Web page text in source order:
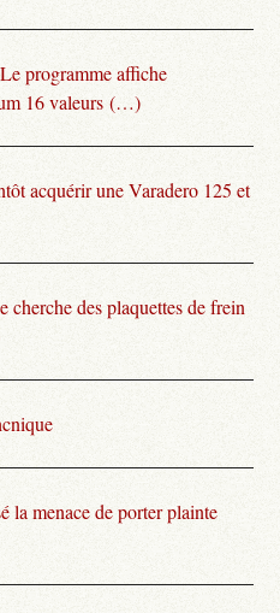
programme affiche
16 valeurs (…)
acquérir une Varadero 125 et
cherche des plaquettes de frein
la menace de porter plainte